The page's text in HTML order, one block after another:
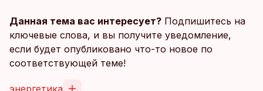
Данная тема вас интересует? Подпишитесь на
ключевые слова, и вы получите уведомление,
если будет опубликовано что-то новое по
соответствующей теме!
энергетика